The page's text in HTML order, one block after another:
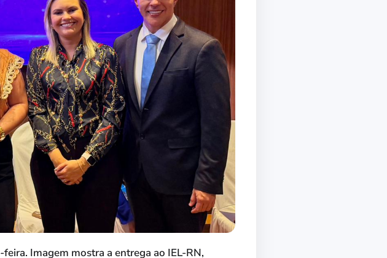
Imagem mostra a entrega ao IEL-RN,